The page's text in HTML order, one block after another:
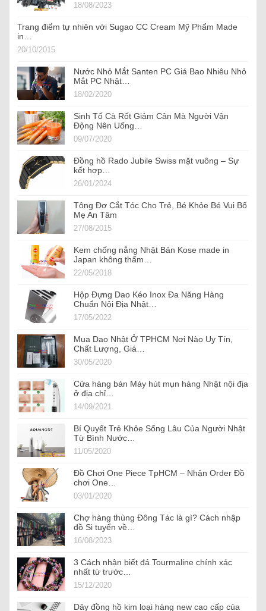
18/08/2023
Trang điểm tự nhiên với Sugao CC Cream Mỹ Phẩm Made
in…
20/10/2015
Nước Nhỏ Mắt Santen PC Giá Bao Nhiêu Nhỏ
Mắt PC Nhật…
18/02/2020
Sinh Tố Cà Rốt Giảm Cân Mà Người Vận
Động Nên Uống…
09/07/2020
Đồng hồ Rado Jubile Swiss mặt vuông – Sự
kết hợp…
26/01/2024
Tông Đơ Cắt Tóc Cho Trẻ, Bé Khỏe Bé Vui Bố
Mẹ An Tâm
27/08/2015
Kem chống nắng Nhật Bản Kose made in
Japan không thấm…
22/05/2018
Hộp Đựng Dao Kéo Inox Đa Năng Hàng
Chuẩn Nội Địa Nhật…
17/05/2022
Mua Dao Nhật Ở TPHCM Nơi Nào Uy Tín,
Chất Lượng, Giá…
30/05/2020
Cửa hàng bán Máy hút mụn hàng Nhật nội địa
ở địa chỉ…
14/09/2021
Bí Quyết Trẻ Khỏe Sống Lâu Của Người Nhật
Từ Bình Nước…
11/05/2020
Đồ Chơi One Piece TpHCM – Nhận Order Đồ
chơi One…
03/01/2020
Chợ hàng thùng Đông Tác là gì? Cách nhập
đồ Si tuyển về…
16/08/2023
3 Cách nhận biết đá Tourmaline chính xác
nhất từ trước…
15/12/2020
Dây đồng hồ kim loại hàng new cao cấp của